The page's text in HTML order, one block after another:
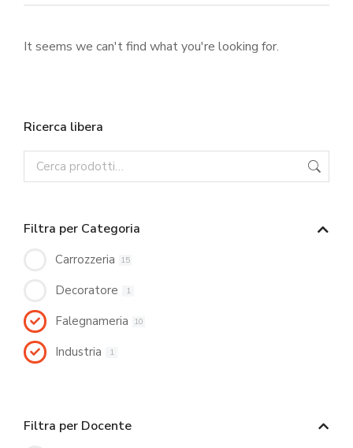
It seems we can't find what you're looking for.
Ricerca libera
Filtra per Categoria
Carrozzeria 15
Decoratore 1
Falegnameria 10
Industria 1
Filtra per Docente